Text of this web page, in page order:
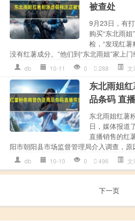
被查处
9月23日，有
购买“东北雨
检，“发现红薯
没有红薯成分。”他们到“东北雨姐”家上门
db 10-11 0 288 文
东北雨姐
品条码 直
东北雨姐红薯
日，媒体报道
直播销售的红
阳市朝阳县市场监督管理局介入调查，原
db 10-10 0 496 文
下一页